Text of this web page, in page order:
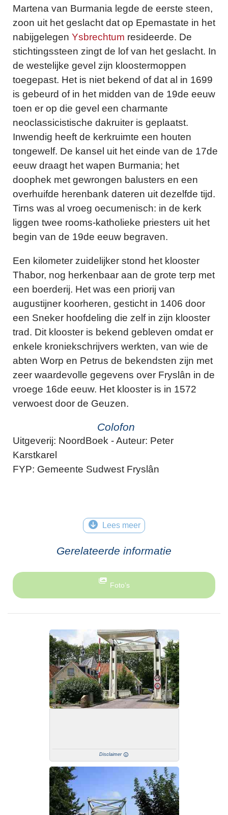
Martena van Burmania legde de eerste steen,
zoon uit het geslacht dat op Epemastate in het
nabijgelegen Ysbrechtum resideerde. De
stichtingssteen zingt de lof van het geslacht. In
de westelijke gevel zijn kloostermoppen
toegepast. Het is niet bekend of dat al in 1699
is gebeurd of in het midden van de 19de eeuw
toen er op die gevel een charmante
neoclassicistische dakruiter is geplaatst.
Inwendig heeft de kerkruimte een houten
tongewelf. De kansel uit het einde van de 17de
eeuw draagt het wapen Burmania; het
doophek met gewrongen balusters en een
overhuifde herenbank dateren uit dezelfde tijd.
Tirns was al vroeg oecumenisch: in de kerk
liggen twee rooms-katholieke priesters uit het
begin van de 19de eeuw begraven.
Een kilometer zuidelijker stond het klooster
Thabor, nog herkenbaar aan de grote terp met
een boerderij. Het was een priorij van
augustijner koorheren, gesticht in 1406 door
een Sneker hoofdeling die zelf in zijn klooster
trad. Dit klooster is bekend gebleven omdat er
enkele kroniekschrijvers werkten, van wie de
abten Worp en Petrus de bekendsten zijn met
zeer waardevolle gegevens over Fryslân in de
vroege 16de eeuw. Het klooster is in 1572
verwoest door de Geuzen.
Colofon
Uitgeverij: NoordBoek - Auteur: Peter
Karstkarel
FYP: Gemeente Sudwest Fryslân
Lees meer
Gerelateerde informatie
Foto’s
Disclaimer